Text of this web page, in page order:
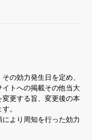
の効力発生日を定め、
トへの掲載その他当大
更する旨、変更後の本
。
より周知を行った効力